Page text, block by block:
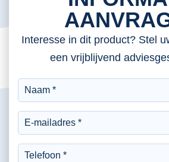
Interesse in dit product? Stel
een vrijblijvend